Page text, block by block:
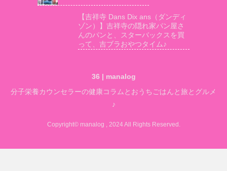
【吉祥寺 Dans Dix ans（ダンディ
ゾン）】吉祥寺の隠れ家パン屋さ
んのパンと、スターバックスを買
って、吉ブラおやつタイム♪
36 | manalog
分子栄養カウンセラーの健康コラムとおうちごはんと旅とグルメ
♪
Copyright© manalog , 2024 All Rights Reserved.